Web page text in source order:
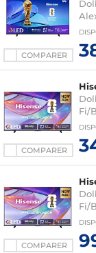
COMPARER
COMPARER
Fi/
COMPARER
Fi/